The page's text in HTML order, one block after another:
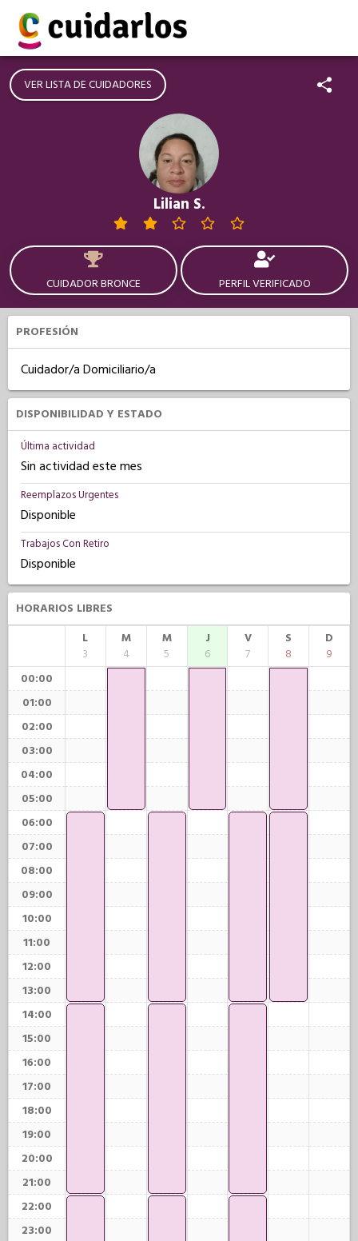
VER LISTA DE CUIDADORES
Lilian S.
CUIDADOR BRONCE PERFIL VERIFICADO
PROFESIÓN
Cuidador/a Domiciliario/a
DISPONIBILIDAD Y ESTADO
Última actividad
Sin actividad este mes
Reemplazos Urgentes
Disponible
Trabajos Con Retiro
Disponible
HORARIOS LIBRES
L
3
M
4
M
5
J
6
V
7
S
8
D
9
00:00
01:00
02:00
03:00
04:00
05:00
06:00
07:00
08:00
09:00
10:00
11:00
12:00
13:00
14:00
15:00
16:00
17:00
18:00
19:00
20:00
21:00
22:00
23:00